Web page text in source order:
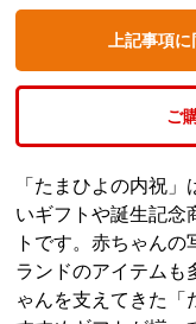
上記事項
ご
「たまひよの内祝
いギフトや誕生記念
トです。赤ちゃん
ランドのアイテムも
ゃんを支えてきた「